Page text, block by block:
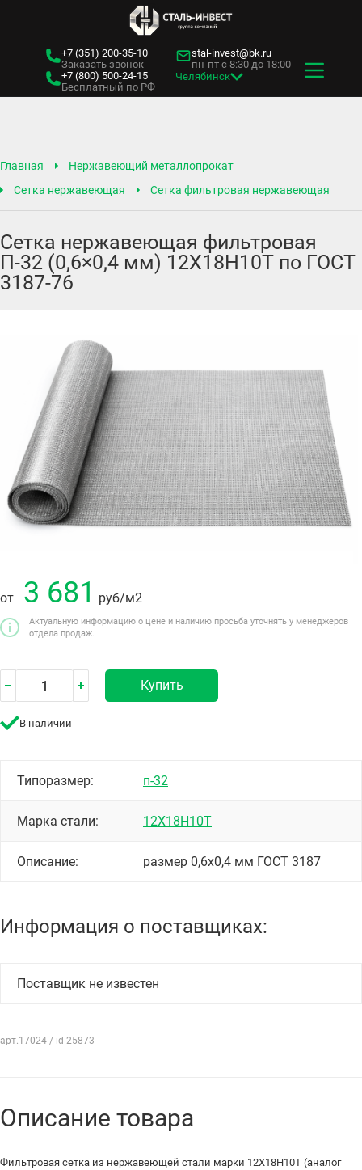
+7 (351) 200-35-10
Заказать звонок
+7 (800) 500-24-15
Бесплатный по РФ
stal-invest@bk.ru
пн-пт с 8:30 до 18:00
Челябинск
Главная
Нержавеющий металлопрокат
Сетка нержавеющая
Сетка фильтровая нержавеющая
Сетка нержавеющая фильтровая
П-32 (0,6×0,4 мм) 12Х18Н10Т по ГОСТ
3187-76
от 3 681 руб/м2
Актуальную информацию о цене и наличию просьба уточнять у менеджеров
отдела продаж.
Купить
В наличии
Типоразмер: п-32
Марка стали: 12Х18Н10Т
Описание: размер 0,6х0,4 мм ГОСТ 3187
Информация о поставщиках:
Поставщик не известен
арт.17024 / id 25873
Описание товара
Фильтровая сетка из нержавеющей стали марки 12Х18Н10Т (аналог